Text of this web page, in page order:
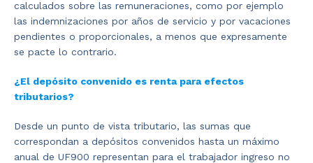
calculados sobre las remuneraciones, como por ejemplo
las indemnizaciones por años de servicio y por vacaciones
pendientes o proporcionales, a menos que expresamente
se pacte lo contrario.
¿El depósito convenido es renta para efectos
tributarios?
Desde un punto de vista tributario, las sumas que
correspondan a depósitos convenidos hasta un máximo
anual de UF900 representan para el trabajador ingreso no